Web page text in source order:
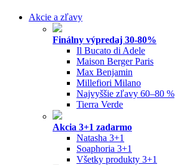
Akcie a zľavy
Finálny výpredaj 30-80%
Il Bucato di Adele
Maison Berger Paris
Max Benjamin
Millefiori Milano
Najvyššie zľavy 60–80 %
Tierra Verde
Akcia 3+1 zadarmo
Natasha 3+1
Soaphoria 3+1
Všetky produkty 3+1